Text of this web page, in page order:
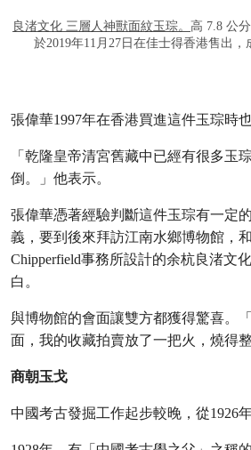
良渚文化 三層人神獸面紋玉琮。 高 7.8 公
於2019年11月27日在佳士得香港售出，
張偉華1997年在香港買進這件玉琮時
「乾隆皇帝清宮舊藏中已經有很多玉
倒。」他表示。
張偉華憑著經驗判斷這件玉琮有一定
義，要到後來拜訪江南水鄉博物館，
Chipperfield事務所設計的余杭良渚文
白。
與博物館的會面讓雙方都獲得驚喜。
面，我的收藏拍賣放了一把火，燒得
商朝玉戈
中國考古發掘工作起步較晚，從1926